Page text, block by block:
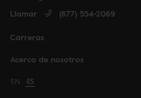
Acerca de nosotros
Carreras
Llamar (877) 554-2069
Change language to English
EN Cambiar idioma a español
ES